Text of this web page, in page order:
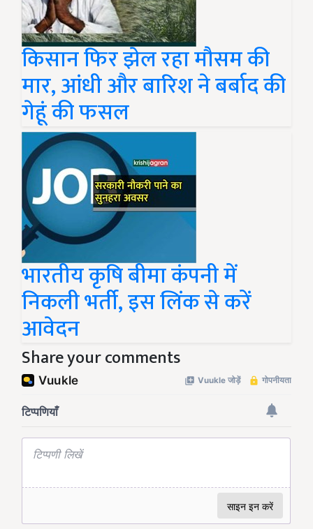
किसान फिर झेल रहा मौसम की
मार, आंधी और बारिश ने बर्बाद की
गेहूं की फसल
भारतीय कृषि बीमा कंपनी में
निकली भर्ती, इस लिंक से करें
आवेदन
Share your comments